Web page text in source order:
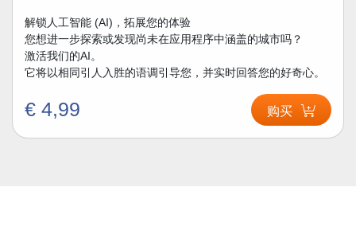
解锁人工智能 (AI)，拓展您的体验
您想进一步探索或发现尚未在应用程序中涵盖的城市吗？
激活我们的AI。
它将以相同引人入胜的语调引导您，并实时回答您的好奇心。
€ 4,99 购买